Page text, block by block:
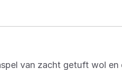
van zacht getuft wol